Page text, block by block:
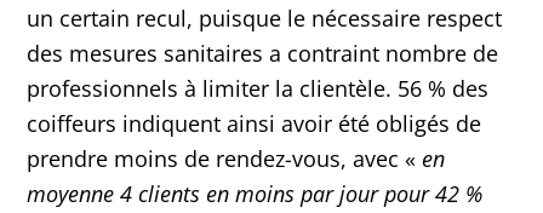
un certain recul, puisque le nécessaire respect
des mesures sanitaires a contraint nombre de
professionnels à limiter la clientèle. 56 % des
coiffeurs indiquent ainsi avoir été obligés de
prendre moins de rendez-vous, avec « en
moyenne 4 clients en moins par jour pour 42 %